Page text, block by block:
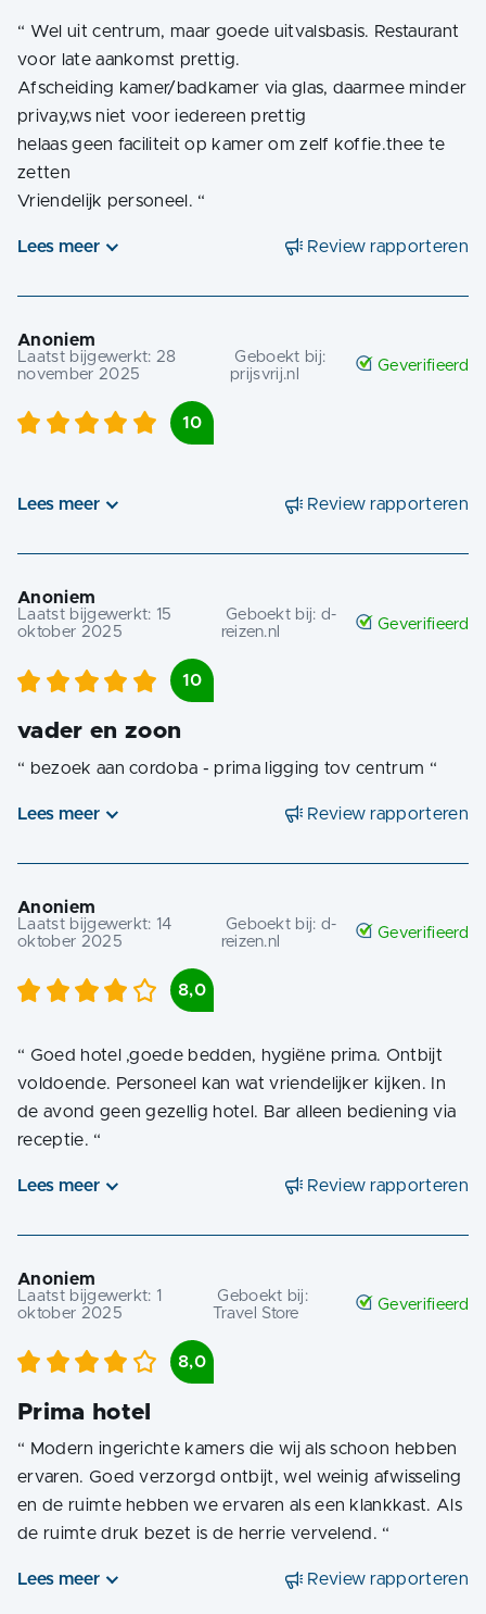
“ Wel uit centrum, maar goede uitvalsbasis. Restaurant
voor late aankomst prettig.
Afscheiding kamer/badkamer via glas, daarmee minder
privay,ws niet voor iedereen prettig
helaas geen faciliteit op kamer om zelf koffie.thee te
zetten
Vriendelijk personeel. “
Lees meer Review rapporteren
Anoniem
Laatst bijgewerkt: 28
november 2025
Geboekt bij:
prijsvrij.nl
Geverifieerd
10
Lees meer Review rapporteren
Anoniem
Laatst bijgewerkt: 15
oktober 2025
Geboekt bij:d-
reizen.nl
Geverifieerd
10
vader en zoon
“ bezoek aan cordoba - prima ligging tov centrum “
Lees meer Review rapporteren
Anoniem
Laatst bijgewerkt: 14
oktober 2025
Geboekt bij:d-
reizen.nl
Geverifieerd
8,0
“ Goed hotel ,goede bedden, hygiëne prima. Ontbijt
voldoende. Personeel kan wat vriendelijker kijken. In
de avond geen gezellig hotel. Bar alleen bediening via
receptie. “
Lees meer Review rapporteren
Anoniem
Laatst bijgewerkt: 1
oktober 2025
Geboekt bij:
Travel Store
Geverifieerd
8,0
Prima hotel
“ Modern ingerichte kamers die wij als schoon hebben
ervaren. Goed verzorgd ontbijt, wel weinig afwisseling
en de ruimte hebben we ervaren als een klankkast. Als
de ruimte druk bezet is de herrie vervelend. “
Lees meer Review rapporteren